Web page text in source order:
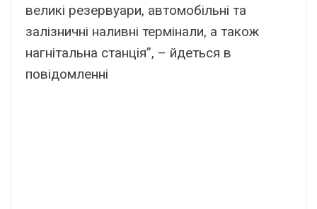
великі резервуари, автомобільні та
залізничні наливні термінали, а також
нагнітальна станція”, – йдеться в
повідомленні